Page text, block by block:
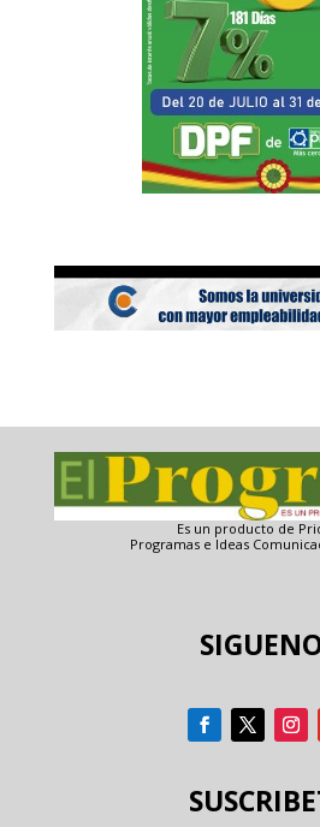
Es un producto de
Programas e Ideas